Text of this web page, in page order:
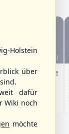
(F)
Box-Score
2026 - Group
Holstein
über
dafür
Wiki noch
möchte